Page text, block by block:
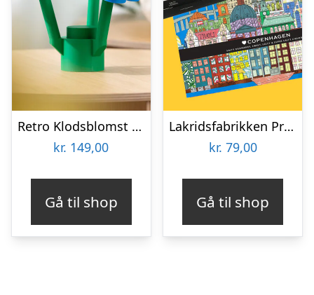
Retro Klodsblomst – Mellem
kr. 149,00
Gå til shop
Lakridsfabrikken Premiumlakrids – Copenhagen
kr. 79,00
Gå til shop